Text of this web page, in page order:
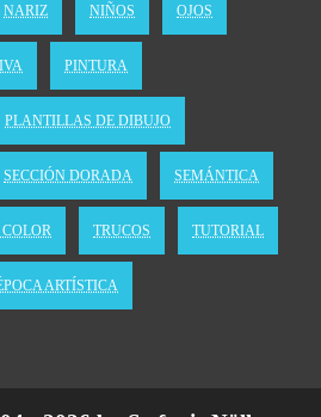
NARIZ NIÑOS OJOS
PINTURA
PLANTILLAS DE DIBUJO
SECCIÓN DORADA SEMÁNTICA
TRUCOS TUTORIAL
ARTÍSTICA